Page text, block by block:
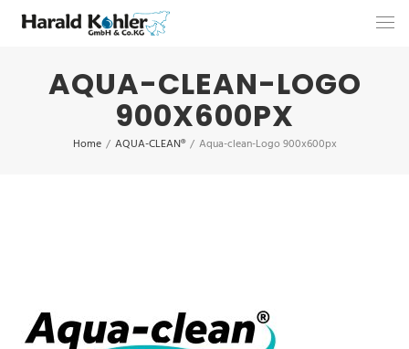
AQUA-CLEAN-LOGO
900X600PX
Home / AQUA-CLEAN® / Aqua-clean-Logo 900x600px